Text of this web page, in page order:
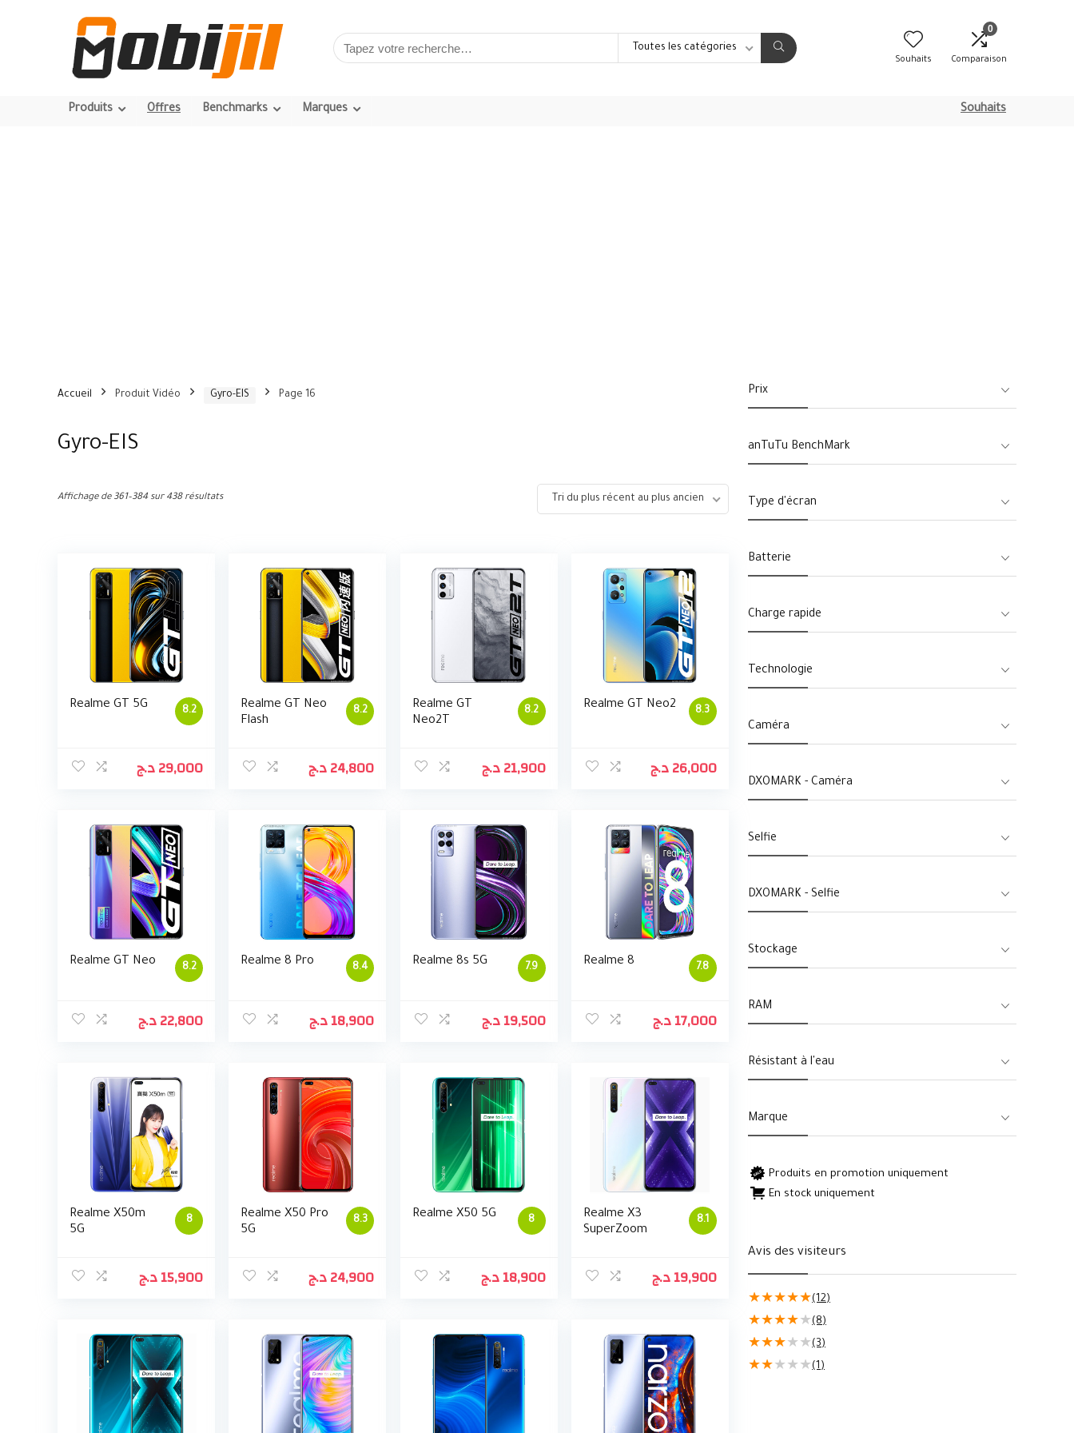
Toutes les catégories
Souhaits
0
Comparaison
Produits Offres Benchmarks Marques Souhaits
Accueil Produit Vidéo Gyro-EIS Page 16
Gyro-EIS
Affichage de 361–384 sur 438 résultats Tri du plus récent au plus ancien
8.2
Realme GT 5G
29,000د.ج
8.2
Realme GT Neo
Flash
24,800د.ج
8.2
Realme GT
Neo2T
21,900د.ج
8.3
Realme GT Neo2
26,000د.ج
8.2
Realme GT Neo
22,800د.ج
8.4
Realme 8 Pro
18,900د.ج
7.9
Realme 8s 5G
19,500د.ج
7.8
Realme 8
17,000د.ج
8
Realme X50m
5G
15,900د.ج
8.3
Realme X50 Pro
5G
24,900د.ج
8
Realme X50 5G
18,900د.ج
8.1
Realme X3
SuperZoom
19,900د.ج
Prix
anTuTu BenchMark
Type d'écran
Batterie
Charge rapide
Technologie
Caméra
DXOMARK - Caméra
Selfie
DXOMARK - Selfie
Stockage
RAM
Résistant à l'eau
Marque
Produits en promotion uniquement
En stock uniquement
Avis des visiteurs
★★★★★(12)
★★★★★ (8)
★★★★ ★ (3)
★★★ ★ ★ (1)